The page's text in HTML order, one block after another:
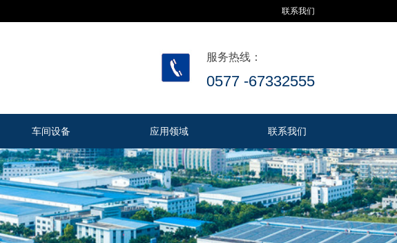
联系我们
服务热线：
0577 -67332555
车间设备 应用领域 联系我们